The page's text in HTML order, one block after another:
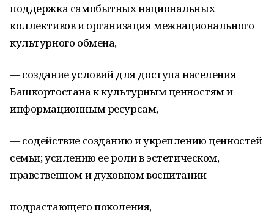
поддержка самобытных национальных
коллективов и организация межнационального
культурного обмена,
— создание условий для доступа населения
Башкортостана к культурным ценностям и
информационным ресурсам,
— содействие созданию и укреплению ценностей
семьи; усилению ее роли в эстетическом,
нравственном и духовном воспитании
подрастающего поколения,